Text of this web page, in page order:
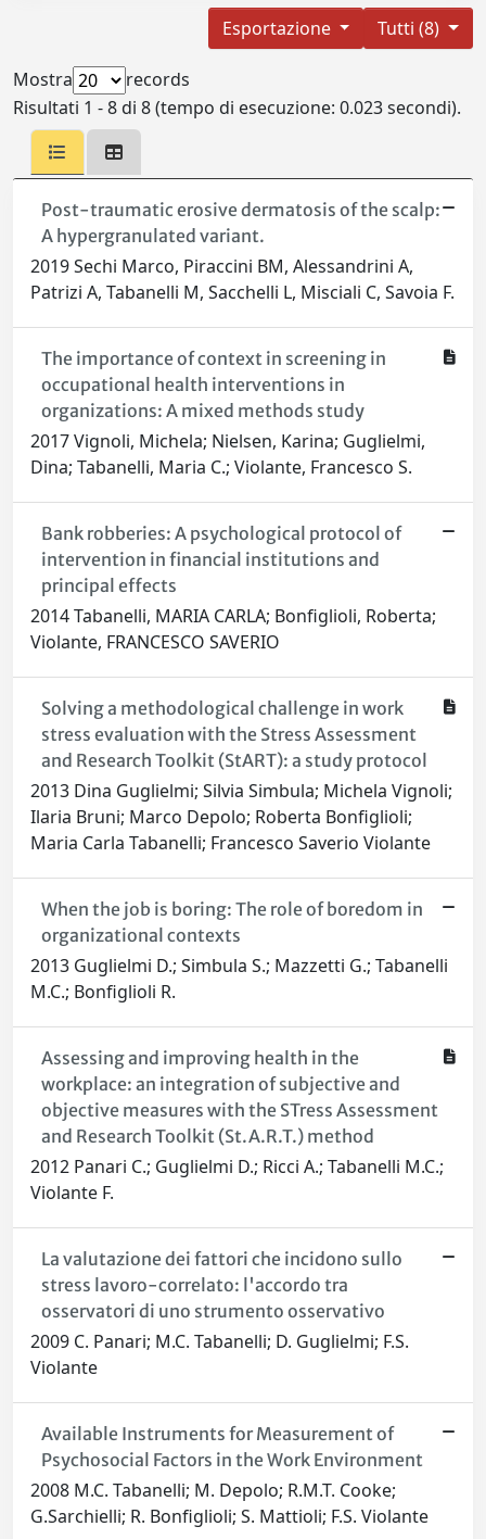
Tutti (8)
Esportazione
Mostra
records
Risultati 1 - 8 di 8 (tempo di esecuzione: 0.023 secondi).
Post-traumatic erosive dermatosis of the scalp:
A hypergranulated variant.
2019 Sechi Marco, Piraccini BM, Alessandrini A,
Patrizi A, Tabanelli M, Sacchelli L, Misciali C, Savoia F.
The importance of context in screening in
occupational health interventions in
organizations: A mixed methods study
2017 Vignoli, Michela; Nielsen, Karina; Guglielmi,
Dina; Tabanelli, Maria C.; Violante, Francesco S.
Bank robberies: A psychological protocol of
intervention in financial institutions and
principal effects
2014 Tabanelli, MARIA CARLA; Bonfiglioli, Roberta;
Violante, FRANCESCO SAVERIO
Solving a methodological challenge in work
stress evaluation with the Stress Assessment
and Research Toolkit (StART): a study protocol
2013 Dina Guglielmi; Silvia Simbula; Michela Vignoli;
Ilaria Bruni; Marco Depolo; Roberta Bonfiglioli;
Maria Carla Tabanelli; Francesco Saverio Violante
When the job is boring: The role of boredom in
organizational contexts
2013 Guglielmi D.; Simbula S.; Mazzetti G.; Tabanelli
M.C.; Bonfiglioli R.
Assessing and improving health in the
workplace: an integration of subjective and
objective measures with the STress Assessment
and Research Toolkit (St.A.R.T.) method
2012 Panari C.; Guglielmi D.; Ricci A.; Tabanelli M.C.;
Violante F.
La valutazione dei fattori che incidono sullo
stress lavoro-correlato: l'accordo tra
osservatori di uno strumento osservativo
2009 C. Panari; M.C. Tabanelli; D. Guglielmi; F.S.
Violante
Available Instruments for Measurement of
Psychosocial Factors in the Work Environment
2008 M.C. Tabanelli; M. Depolo; R.M.T. Cooke;
G.Sarchielli; R. Bonfiglioli; S. Mattioli; F.S. Violante